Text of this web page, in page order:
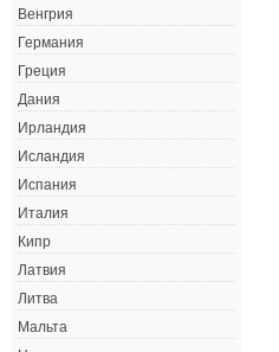
Венгрия
Германия
Греция
Дания
Ирландия
Исландия
Испания
Италия
Кипр
Латвия
Литва
Мальта